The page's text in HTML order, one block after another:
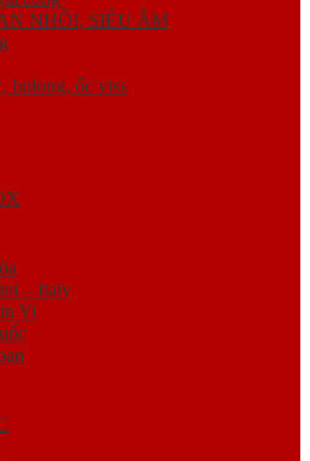
NHỒI, SIÊU ÂM
bulong, ốc viss
– Italy
Yi